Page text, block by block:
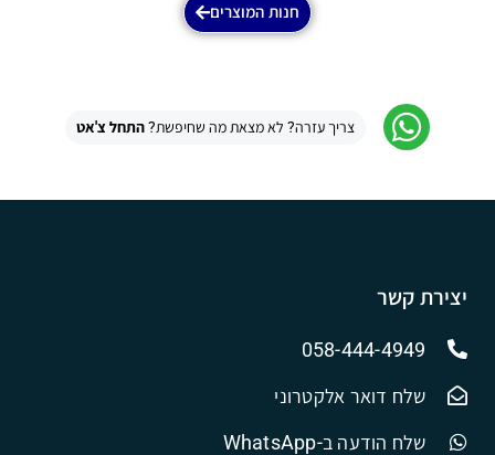
חנות המוצרים
צריך עזרה? לא מצאת מה שחיפשת?התחל צ'אט
יצירת קשר
058-444-4949
שלח דואר אלקטרוני
שלח הודעה ב-WhatsApp